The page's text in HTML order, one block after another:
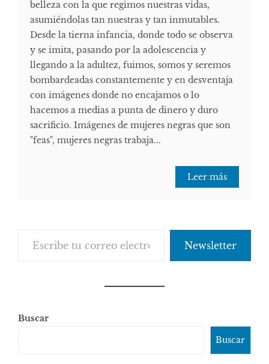
belleza con la que regimos nuestras vidas,
asumiéndolas tan nuestras y tan inmutables.
Desde la tierna infancia, donde todo se observa
y se imita, pasando por la adolescencia y
llegando a la adultez, fuimos, somos y seremos
bombardeadas constantemente y en desventaja
con imágenes donde no encajamos o lo
hacemos a medias a punta de dinero y duro
sacrificio. Imágenes de mujeres negras que son
"feas", mujeres negras trabaja...
Leer más
Newsletter
Buscar
Buscar